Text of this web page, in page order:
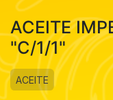
ACEITE
"C/1/1"
ACEITE